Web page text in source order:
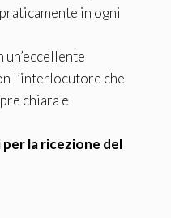
in ogni
l’interlocutore che
chiara e
la ricezione del